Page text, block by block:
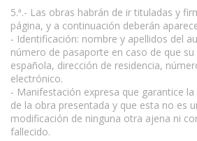
5.ª.- Las obras habrán de ir tituladas y
página, y a continuación deberán
- Identificación: nombre y apellidos del
número de pasaporte en caso de que
española, dirección de residencia,
electrónico.
- Manifestación expresa que garantice
de la obra presentada y que esta no es
modificación de ninguna otra ajena ni
fallecido.